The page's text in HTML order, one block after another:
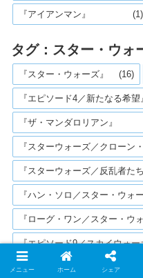
『アイアンマン』 (1)
タグ：スター・ウォ
『スター・ウォーズ』 (16)
『エピソード4／新たなる希望
『ザ・マンダロリアン』
『スターウォーズ／クローン
『スターウォーズ／反乱者たち
『ハン・ソロ／スター・ウォ
『ローグ・ワン／スター・ウ
『エピソード9／スカイウォ
『エピソード8／最後のジェダ
メニュー ホーム シェア